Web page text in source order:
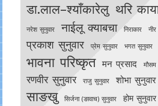
डा.लाल–श्याँकारेलु थरि
नरेश सुनुवार नाईलू क्याबचा निराकार
प्रकाश सुनुवार प्रेम सुनुवार भगत सुनुवार
भावना परिष्कृत मन प्रसाद मौसम
रणवीर सुनुवार राजु सुनुवार शोभा सुनुवार
साङखु सिर्जना (ङावाच) सुनुवार होम सुनुवार